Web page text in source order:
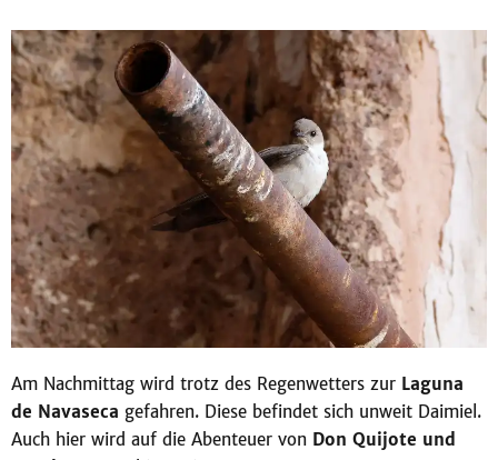
Am Nachmittag wird trotz des Regenwetters zur Laguna
de Navaseca gefahren. Diese befindet sich unweit Daimiel.
Auch hier wird auf die Abenteuer von Don Quijote und